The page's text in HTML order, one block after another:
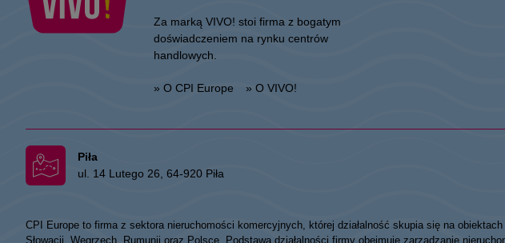
Za marką VIVO! stoi firma z bogatym
doświadczeniem na rynku centrów
handlowych.
» O CPI Europe » O VIVO!
Piła
ul. 14 Lutego 26, 64-920 Piła
CPI Europe to firma z sektora nieruchomości komercyjnych, której działalność skupia się na
Słowacji, Węgrzech, Rumunii oraz Polsce. Podstawa działalności firmy obejmuje zarządzanie